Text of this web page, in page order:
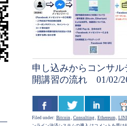
申し込みからコンサ
開講習の流れ 01/02/
Filed under: Bitcoin, Consulting, Ethereum,